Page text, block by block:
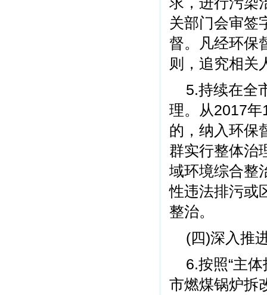
关部门会审签
督。凡经环保
则，追究相关
5.持续在全
理。从2017年
的，纳入环保
群实行整体治
域环境综合整
性违法排污或
整治。
(四)深入推
6.按照“主
市燃煤锅炉拆